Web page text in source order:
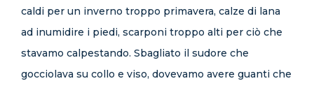
caldi per un inverno troppo primavera, calze di lana
ad inumidire i piedi, scarponi troppo alti per ciò che
stavamo calpestando. Sbagliato il sudore che
gocciolava su collo e viso, dovevamo avere guanti che